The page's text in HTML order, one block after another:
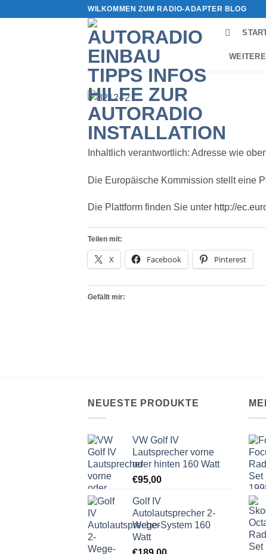
WILKOMMEN ZUM RADIO-ADAPTER BLOG
Inhaltlich verantwortlich: Adresse wie
Die Europäische Kommission stellt eine
Die Plattform finden Sie unter http://
Teilen mit:
X Facebook Pinterest
Gefällt mir:
NEUESTE PRODUKTE
VW Golf IV
Lautsprecher vorne
oder hinten 160 Watt
€95,00
Golf IV
Autolautsprecher 2-
Wege-System 160
Watt